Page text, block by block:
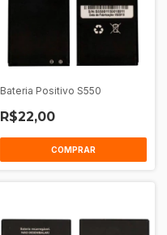
Bateria Positivo S550
R$22,00
COMPRAR